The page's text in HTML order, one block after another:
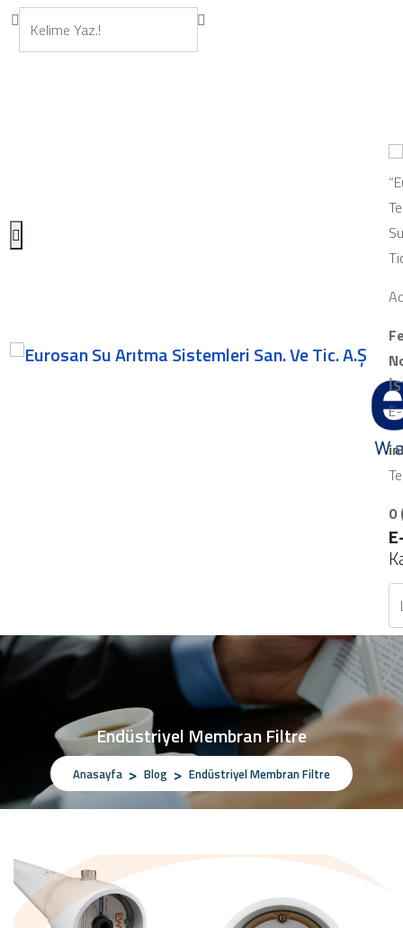
0
Endüstriyel Membran Filtre
Anasayfa Blog Endüstriyel Membran Filtre